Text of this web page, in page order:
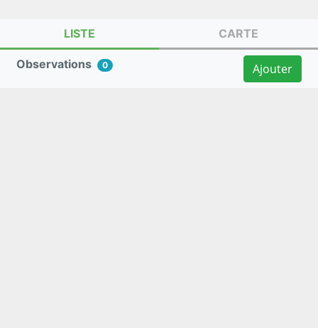
LISTE CARTE
Observations 0 Ajouter